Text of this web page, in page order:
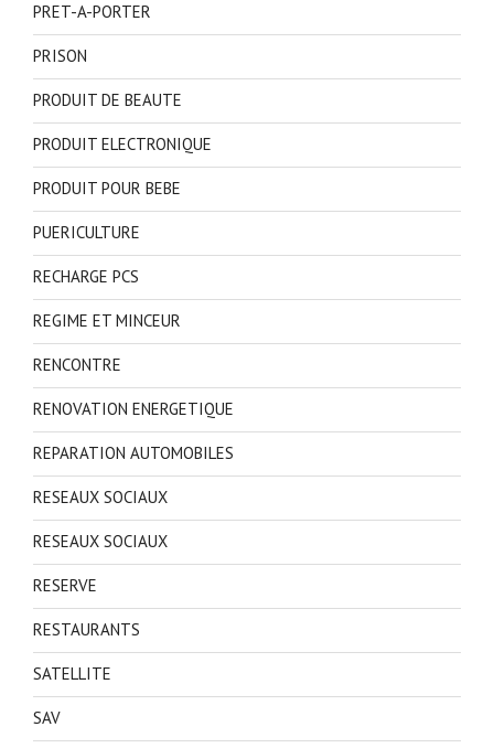
PRET-A-PORTER
PRISON
PRODUIT DE BEAUTE
PRODUIT ELECTRONIQUE
PRODUIT POUR BEBE
PUERICULTURE
RECHARGE PCS
REGIME ET MINCEUR
RENCONTRE
RENOVATION ENERGETIQUE
REPARATION AUTOMOBILES
RESEAUX SOCIAUX
RESEAUX SOCIAUX
RESERVE
RESTAURANTS
SATELLITE
SAV